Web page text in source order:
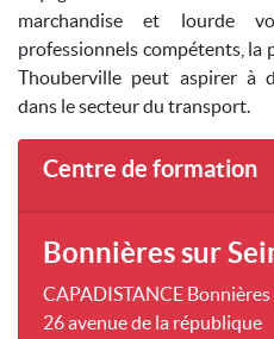
marchandise et lourde
professionnels compétents,
Thouberville peut aspirer à
dans le secteur du transport.
Centre de formation
Bonnières sur
CAPADISTANCE Bonnières
26 avenue de la république